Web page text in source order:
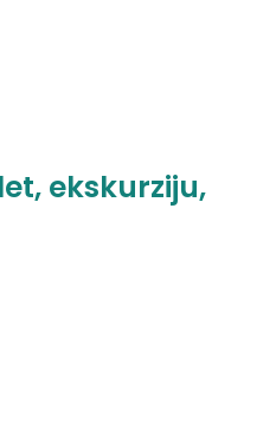
ekskurziju,